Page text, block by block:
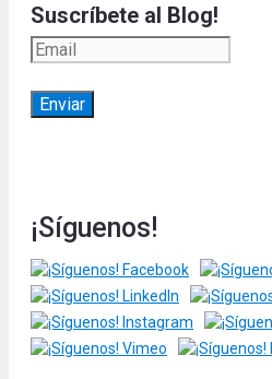
Suscríbete al Blog!
¡Síguenos!